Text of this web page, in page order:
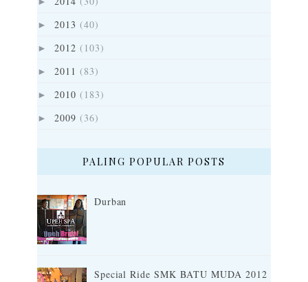
► 2013 (40)
► 2012 (103)
► 2011 (83)
► 2010 (183)
► 2009 (36)
PALING POPULAR POSTS
Durban
Special Ride SMK BATU MUDA 2012